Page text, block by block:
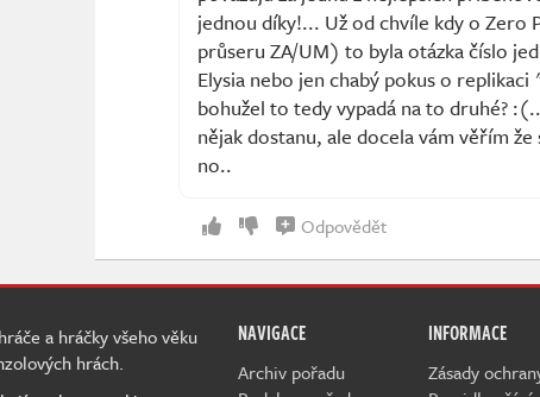
jednou díky!... Už od chvíle kdy o Zero
průseru ZA/UM) to byla otázka číslo
Elysia nebo jen chabý pokus o
bohužel to tedy vypadá na to druhé?
nějak dostanu, ale docela vám věřím
no..
Odpovědět
NAVIGACE
Archiv pořadu
INFORMACE
Zásady
a hráčky všeho věku
hrách.